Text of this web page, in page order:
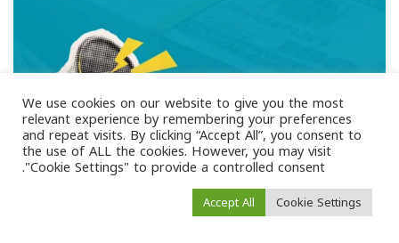
Load More
Follow on Instagram
المقابلات
We use cookies on our website to give you the most
relevant experience by remembering your preferences
and repeat visits. By clicking “Accept All”, you consent to
the use of ALL the cookies. However, you may visit
"Cookie Settings" to provide a controlled consent.
Cookie Settings
Accept All